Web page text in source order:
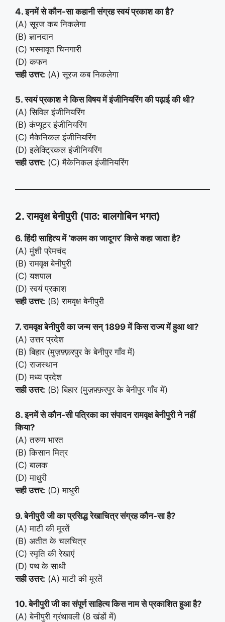
4. इनमें से कौन-सा कहानी संग्रह स्वयं प्रकाश का है?
(A) सूरज कब निकलेगा
(B) ज्ञानदान
(C) भस्मावृत चिनगारी
(D) कफन
सही उत्तर: (A) सूरज कब निकलेगा
5. स्वयं प्रकाश ने किस विषय में इंजीनियरिंग की पढ़ाई की थी?
(A) सिविल इंजीनियरिंग
(B) कंप्यूटर इंजीनियरिंग
(C) मैकेनिकल इंजीनियरिंग
(D) इलेक्ट्रिकल इंजीनियरिंग
सही उत्तर: (C) मैकेनिकल इंजीनियरिंग
2. रामवृक्ष बेनीपुरी (पाठ: बालगोबिन भगत)
6. हिंदी साहित्य में ‘कलम का जादूगर’ किसे कहा जाता है?
(A) मुंशी प्रेमचंद
(B) रामवृक्ष बेनीपुरी
(C) यशपाल
(D) स्वयं प्रकाश
सही उत्तर: (B) रामवृक्ष बेनीपुरी
7. रामवृक्ष बेनीपुरी का जन्म सन् 1899 में किस राज्य में हुआ था?
(A) उत्तर प्रदेश
(B) बिहार (मुज़फ़्फ़रपुर के बेनीपुर गाँव में)
(C) राजस्थान
(D) मध्य प्रदेश
सही उत्तर: (B) बिहार (मुज़फ़्फ़रपुर के बेनीपुर गाँव में)
8. इनमें से कौन-सी पत्रिका का संपादन रामवृक्ष बेनीपुरी ने नहीं
किया?
(A) तरुण भारत
(B) किसान मित्र
(C) बालक
(D) माधुरी
सही उत्तर: (D) माधुरी
9. बेनीपुरी जी का प्रसिद्ध रेखाचित्र संग्रह कौन-सा है?
(A) माटी की मूरतें
(B) अतीत के चलचित्र
(C) स्मृति की रेखाएं
(D) पथ के साथी
सही उत्तर: (A) माटी की मूरतें
10. बेनीपुरी जी का संपूर्ण साहित्य किस नाम से प्रकाशित हुआ है?
(A) बेनीपुरी ग्रंथावली (8 खंडों में)